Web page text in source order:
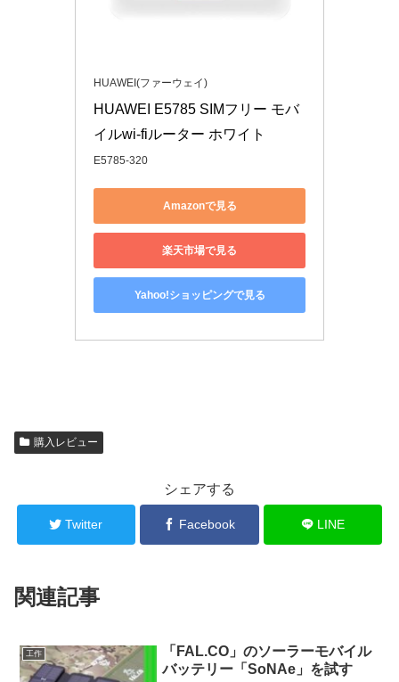
HUAWEI(ファーウェイ)
HUAWEI E5785 SIMフリー モバ
イルwi-fiルーター ホワイト
E5785-320
Amazonで見る
楽天市場で見る
Yahoo!ショッピングで見る
購入レビュー
シェアする
Twitter Facebook LINE
関連記事
工作
「FAL.CO」のソーラーモバイル
バッテリー「SoNAe」を試す